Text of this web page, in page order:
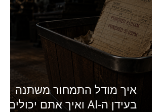
איך מודל התמחור משתנה
בעידן ה-AI ואיך אתם יכולים